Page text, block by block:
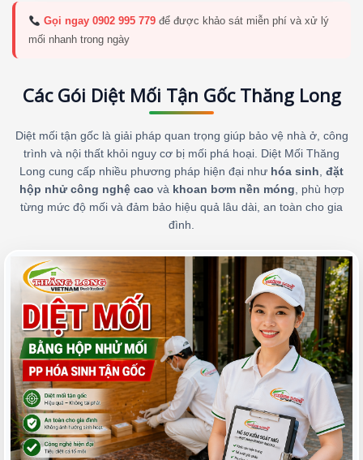
Gọi ngay 0902 995 779để được khảo sát miễn phí và xử lý
mối nhanh trong ngày
Các Gói Diệt Mối Tận Gốc Thăng Long
Diệt mối tận gốc là giải pháp quan trọng giúp bảo vệ nhà ở, công
trình và nội thất khỏi nguy cơ bị mối phá hoại. Diệt Mối Thăng
Long cung cấp nhiều phương pháp hiện đại như hóa sinh, đặt
hộp nhử công nghệ cao và khoan bơm nền móng, phù hợp
từng mức độ mối và đảm bảo hiệu quả lâu dài, an toàn cho gia
đình.